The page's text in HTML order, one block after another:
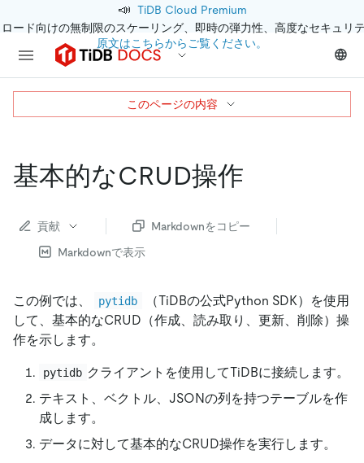
📣 TiDB Cloud Premium
ード向けの無制限のスケーリング、即時の弾力性、高度なセキュリ
原文はこちらからご覧ください。
基本的なCRUD操作
貢献
Markdownをコピー
Markdownで表示
この例では、 pytidb
（TiDBの公式Python SDK）を使用
して、基本的なCRUD（作成、読み取り、更新、削除）操
作を示します。
pytidb クライアントを使用してTiDBに接続します。
テキスト、ベクトル、JSONの列を持つテーブルを作
成します。
データに対して基本的なCRUD操作を実行します。
このページの内容